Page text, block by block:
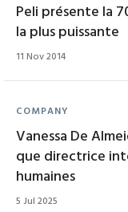
Peli présente la
la plus puissante
11 Nov 2014
COMPANY
Vanessa De
que directrice
humaines
5 Jul 2025